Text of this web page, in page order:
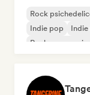
Rock
Indie pop
Rock progressivo